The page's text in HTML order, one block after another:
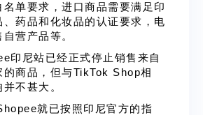
单要求，进口商品需要满足印
、药品和化妆品的认证要求，电
营产品等。
印尼站已经正式停止销售来自
的商品，但与TikTok Shop相
不甚大。
就已按照印尼官方的指